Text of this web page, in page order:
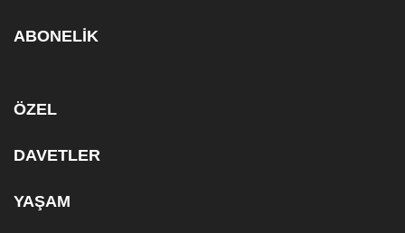
ABONELİK
ÖZEL
DAVETLER
YAŞAM